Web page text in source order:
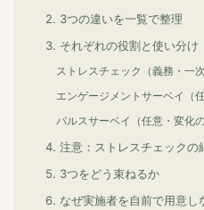
2. 3つの違いを一覧で整理
3. それぞれの役割と使い分け
ストレスチェック（義務・一次
エンゲージメントサーベイ（
パルスサーベイ（任意・変化
4. 注意：ストレスチェックの
5. 3つをどう束ねるか
6. なぜ実施者を自前で用意し